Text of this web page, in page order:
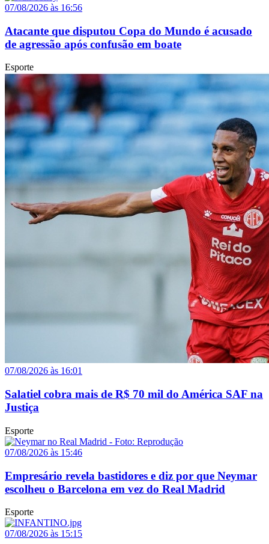
07/08/2026 às 16:56
Atacante que disputou Copa do Mundo é acusado
de agressão após confusão em boate
Esporte
07/08/2026 às 16:01
Salatiel cobra mais de R$ 70 mil do América SAF na
Justiça
Esporte
07/08/2026 às 15:46
Empresário revela bastidores e diz por que Neymar
escolheu o Barcelona em vez do Real Madrid
Esporte
07/08/2026 às 15:15